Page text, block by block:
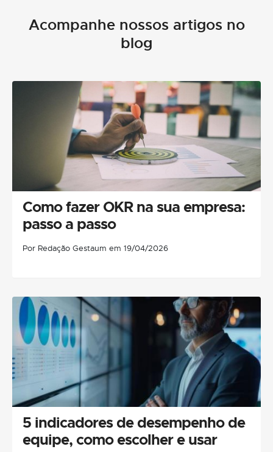
Acompanhe nossos artigos no
blog
Como fazer OKR na sua empresa:
passo a passo
Por Redação Gestaum em 19/04/2026
5 indicadores de desempenho de
equipe, como escolher e usar